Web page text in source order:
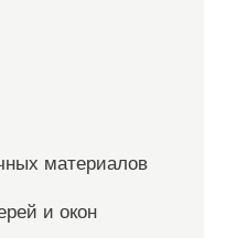
материалов
и окон